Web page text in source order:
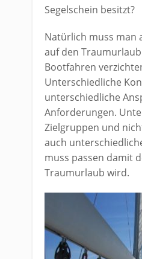
Segelschein besitzt?
Natürlich muss man
auf den
Bootfahren
Unterschiedliche
unterschiedliche
Anforderungen.
Zielgruppen und
auch
muss passen damit
Traumurlaub wird.